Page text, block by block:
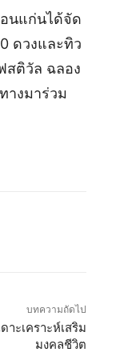
นแก่นได้จัด
ดวงและทิว
สติวัล ฉลอง
างมาร่วม
บทความถัดไป
าะเคราะห์เสริม
มงคลชีวิต